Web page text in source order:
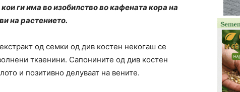
ги има во изобилство во кафената кора на
на растението.
од семки од див костен некогаш се
ткаенини. Сапонините од див костен
и позитивно делуваат на вените.